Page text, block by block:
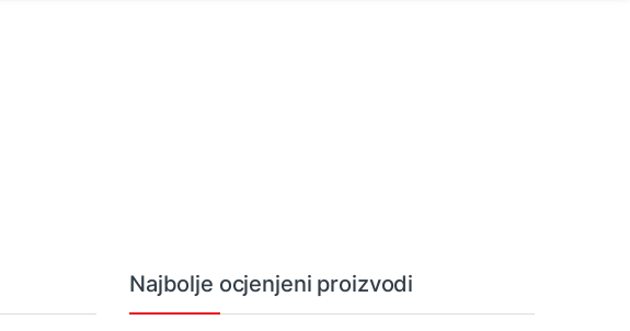
Najbolje ocjenjeni proizvodi